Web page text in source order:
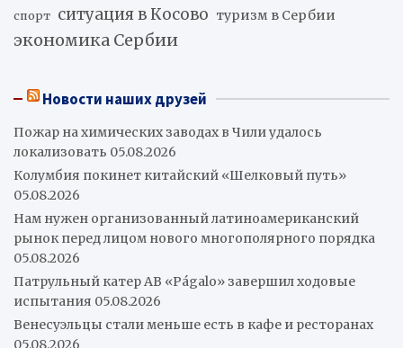
спорт ситуация в Косово туризм в Сербии
экономика Сербии
Новости наших друзей
Пожар на химических заводах в Чили удалось
локализовать 05.08.2026
Колумбия покинет китайский «Шелковый путь»
05.08.2026
Нам нужен организованный латиноамериканский
рынок перед лицом нового многополярного порядка
05.08.2026
Патрульный катер AB «Págalo» завершил ходовые
испытания 05.08.2026
Венесуэльцы стали меньше есть в кафе и ресторанах
05.08.2026